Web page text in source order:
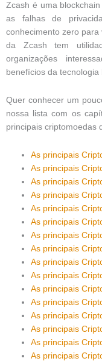
Zcash é uma
as falhas de
conhecimento zero
da Zcash tem
organizações
benefícios da
Quer conhecer um
nossa lista com os
principais criptomoedas
As principais
As principais
As principais
As principais
As principais
As principais
As principais
As principais
As principais
As principais
As principais
As principais
As principais
As principais
As principais
As principais